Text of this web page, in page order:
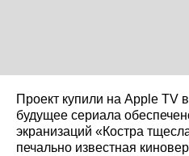
Проект купили на Apple TV
будущее сериала
экранизаций «Костра
печально известная